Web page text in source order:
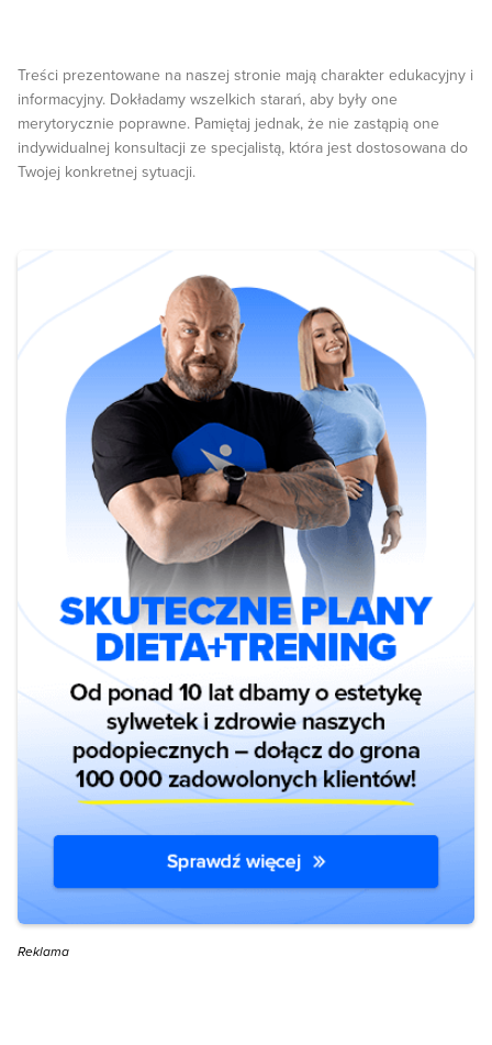
Treści prezentowane na naszej stronie mają charakter edukacyjny i
informacyjny. Dokładamy wszelkich starań, aby były one
merytorycznie poprawne. Pamiętaj jednak, że nie zastąpią one
indywidualnej konsultacji ze specjalistą, która jest dostosowana do
Twojej konkretnej sytuacji.
Reklama